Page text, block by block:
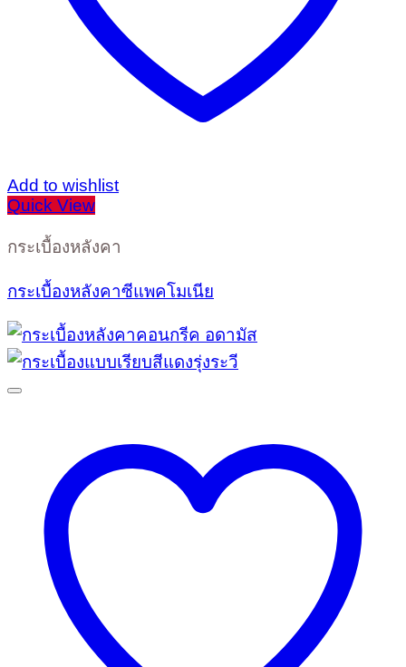
Add to wishlist
Quick View
กระเบื้องหลังคา
กระเบื้องหลังคาซีแพคโมเนีย